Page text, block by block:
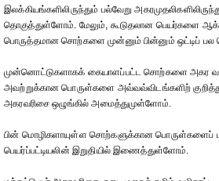
இலக்கியங்களிலிருந்தும் பல்வேறு
தொகுத்துள்ளோம். மேலும், கூடுதலான பெயர்களை
பொருத்தமான சொற்களை முன்னும் பின்னும் ஒட்டிப்
முன்னொட்டுகளாகக் கையாளப்பட்ட சொற்களை அகர
அவற்றுக்கான பொருள்களை அவ்வவ்விடங்களிற்
அகரவரிசை ஒழுங்கில் அமைத்துமுள்ளோம்.
பின் மொழிகளாயுள்ள சொற்களுக்கான பொருள்களைப்
பெயர்ப்பட்டியலின் இறுதியில் இணைத்துள்ளோம்.